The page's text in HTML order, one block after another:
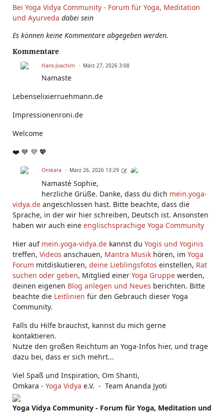
Bei Yoga Vidya Community - Forum für Yoga, Meditation
und Ayurveda dabei sein
Es können keine Kommentare abgegeben werden.
Kommentare
Hans-Joachim März 27, 2026 3:08
Namaste
Lebenselixierruehmann.de
Impressionenroni.de
Welcome
❤️ 💙 💜 💖
Omkara März 26, 2026 13:29
Namasté Sophie,
herzliche Grüße. Danke, dass du dich mein.yoga-
vidya.de angeschlossen hast. Bitte beachte, dass die
Sprache, in der wir hier schreiben, Deutsch ist. Ansonsten
haben wir auch eine englischsprachige Yoga Community
Hier auf mein.yoga-vidya.de kannst du Yogis und Yoginis
treffen, Videos anschauen, Mantra Musik hören, im Yoga
Forum mitdiskutieren, deine Lieblingsfotos einstellen, Rat
suchen oder geben, Mitglied einer Yoga Gruppe werden,
deinen eigenen Blog anlegen und Neues berichten. Bitte
beachte die Leitlinien für den Gebrauch dieser Yoga
Community.
Falls du Hilfe brauchst, kannst du mich gerne
kontaktieren.
Nutze den großen Reichtum an Yoga-Infos hier, und trage
dazu bei, dass er sich mehrt...
Viel Spaß und Inspiration, Om Shanti,
Omkara - Yoga Vidya e.V. - Team Ananda Jyoti
Yoga Vidya Community - Forum für Yoga, Meditation und